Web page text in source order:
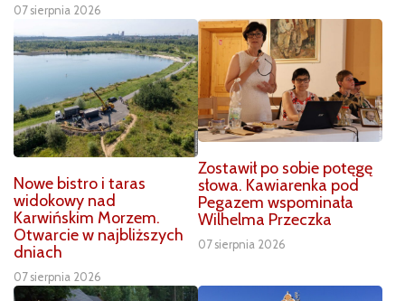
07 sierpnia 2026
Nowe bistro i taras
widokowy nad
Karwińskim Morzem.
Otwarcie w najbliższych
dniach
07 sierpnia 2026
Zostawił po sobie potęgę
słowa. Kawiarenka pod
Pegazem wspominała
Wilhelma Przeczka
07 sierpnia 2026